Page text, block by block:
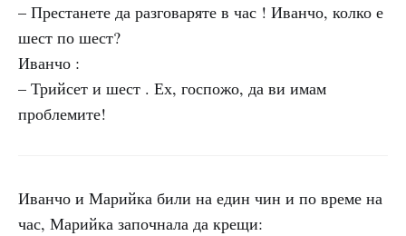
– Престанете да разговаряте в час ! Иванчо, колко е
шест по шест?
Иванчо :
– Трийсет и шест . Ех, госпожо, да ви имам
проблемите!
Иванчо и Марийка били на един чин и по време на
час, Марийка започнала да крещи: